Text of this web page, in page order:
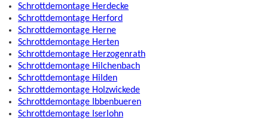
Schrottdemontage Herdecke
Schrottdemontage Herford
Schrottdemontage Herne
Schrottdemontage Herten
Schrottdemontage Herzogenrath
Schrottdemontage Hilchenbach
Schrottdemontage Hilden
Schrottdemontage Holzwickede
Schrottdemontage Ibbenbueren
Schrottdemontage Iserlohn